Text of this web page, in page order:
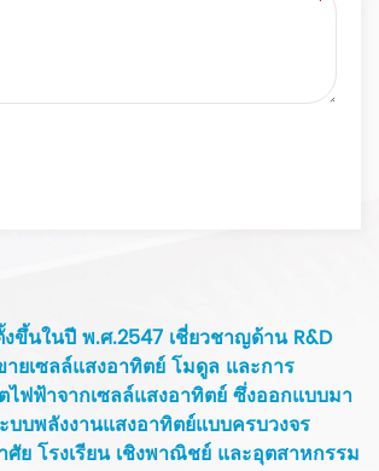
ขึ้นในปี พ.ศ.2547 เชี่ยวชาญด้าน R&D
ยเซลล์แสงอาทิตย์ โมดูล และการ
ไฟฟ้าจากเซลล์แสงอาทิตย์ ซึ่งออกแบบมา
บพลังงานแสงอาทิตย์แบบครบวงจร
ย โรงเรียน เชิงพาณิชย์ และอุตสาหกรรม